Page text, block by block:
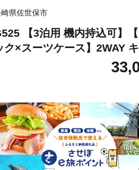
県佐世保市
【3泊用 機内持込可】
ク×スーツケース】2WAY
バッグ （レッド） 大型キ
スーツケース リュック 旅
ス 旅行 国内キャリーバッ
ャリーバッグ 機内持込可